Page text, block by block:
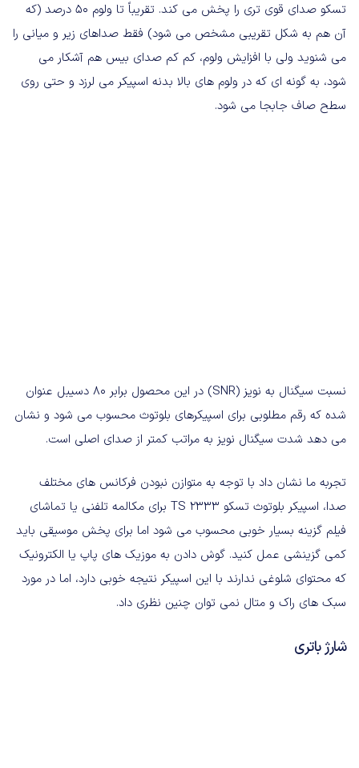
تسکو صدای قوی تری را پخش می کند. تقریباً تا ولوم 50 درصد (که
آن هم به شکل تقریبی مشخص می شود) فقط صداهای زیر و میانی را
می شنوید ولی با افزایش ولوم، کم کم صدای بیس هم آشکار می
شود، به گونه ای که در ولوم های بالا بدنه اسپیکر می لرزد و حتی روی
سطح صاف جابجا می شود.
نسبت سیگنال به نویز (SNR) در این محصول برابر 80 دسیبل عنوان
شده که رقم مطلوبی برای اسپیکرهای بلوتوث محسوب می شود و نشان
می دهد شدت سیگنال نویز به مراتب کمتر از صدای اصلی است.
تجربه ما نشان داد با توجه به متوازن نبودن فرکانس های مختلف
صدا، اسپیکر بلوتوث تسکو TS 2333 برای مکالمه تلفنی یا تماشای
فیلم گزینه بسیار خوبی محسوب می شود اما برای پخش موسیقی باید
کمی گزینشی عمل کنید. گوش دادن به موزیک های پاپ یا الکترونیک
که محتوای شلوغی ندارند با این اسپیکر نتیجه خوبی دارد، اما در مورد
سبک های راک و متال نمی توان چنین نظری داد.
شارژ باتری